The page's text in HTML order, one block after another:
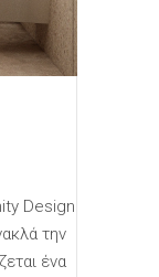
Design
την
ένα